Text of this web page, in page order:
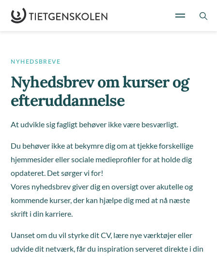
NYHEDSBREVE
Nyhedsbrev om kurser og
efteruddannelse
At udvikle sig fagligt behøver ikke være besværligt.
Du behøver ikke at bekymre dig om at tjekke forskellige
hjemmesider eller sociale medieprofiler for at holde dig
opdateret. Det sørger vi for!
Vores nyhedsbrev giver dig en oversigt over akutelle og
kommende kurser, der kan hjælpe dig med at nå næste
skrift i din karriere.
Uanset om du vil styrke dit CV, lære nye værktøjer eller
udvide dit netværk, får du inspiration serveret direkte i din